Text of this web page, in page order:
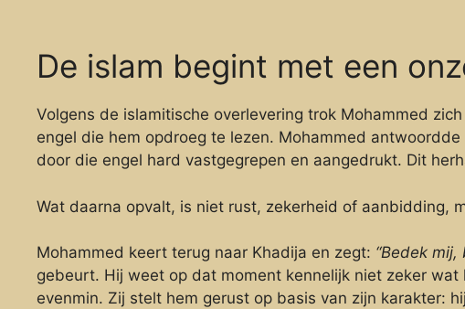
De islam begint met een
Volgens de islamitische overlevering trok Mohammed
engel die hem opdroeg te lezen. Mohammed
door die engel hard vastgegrepen en aangedrukt. Dit
Wat daarna opvalt, is niet rust, zekerheid of aanbidding,
Mohammed keert terug naar Khadija en zegt: “Bedek mij,
gebeurt. Hij weet op dat moment kennelijk niet zeker
evenmin. Zij stelt hem gerust op basis van zijn karakter: